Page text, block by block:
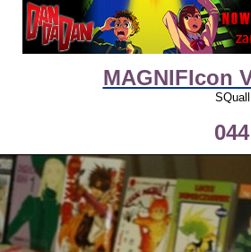
MAGNIFIcon
SQuall
044